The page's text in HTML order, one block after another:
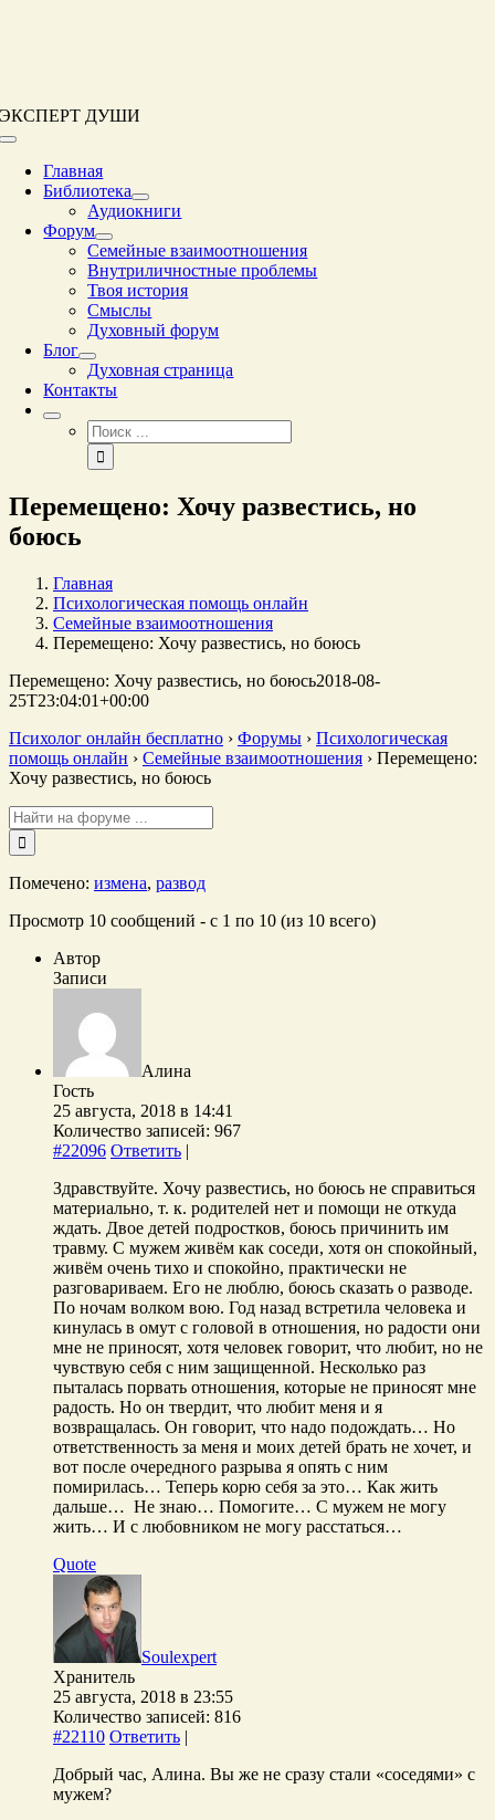
ЭКСПЕРТ ДУШИ
Переключение
навигацииГлавная
Библиотека
Аудиокниги
Форум
Семейные взаимоотношения
Внутриличностные проблемы
Твоя история
Смыслы
Духовный форум
Блог
Духовная страница
Контакты
Результат
поиска:
Перемещено: Хочу развестись, но
боюсь
Главная
Психологическая помощь онлайн
Семейные взаимоотношения
Перемещено: Хочу развестись, но боюсь
Перемещено: Хочу развестись, но боюсь2018-08-
25T23:04:01+00:00
Психолог онлайн бесплатно › Форумы › Психологическая
помощь онлайн › Семейные взаимоотношения › Перемещено:
Хочу развестись, но боюсь
Поиск:
Помечено: измена, развод
Просмотр 10 сообщений - с 1 по 10 (из 10 всего)
Автор
Записи
Алина
Гость
25 августа, 2018 в 14:41
Количество записей: 967
#22096 Ответить |
Здравствуйте. Хочу развестись, но боюсь не справиться
материально, т. к. родителей нет и помощи не откуда
ждать. Двое детей подростков, боюсь причинить им
травму. С мужем живём как соседи, хотя он спокойный,
живём очень тихо и спокойно, практически не
разговариваем. Его не люблю, боюсь сказать о разводе.
По ночам волком вою. Год назад встретила человека и
кинулась в омут с головой в отношения, но радости они
мне не приносят, хотя человек говорит, что любит, но не
чувствую себя с ним защищенной. Несколько раз
пыталась порвать отношения, которые не приносят мне
радость. Но он твердит, что любит меня и я
возвращалась. Он говорит, что надо подождать… Но
ответственность за меня и моих детей брать не хочет, и
вот после очередного разрыва я опять с ним
помирилась… Теперь корю себя за это… Как жить
дальше… Не знаю… Помогите… С мужем не могу
жить… И с любовником не могу расстаться…
Quote
Soulexpert
Хранитель
25 августа, 2018 в 23:55
Количество записей: 816
#22110 Ответить |
Добрый час, Алина. Вы же не сразу стали «соседями» с
мужем?